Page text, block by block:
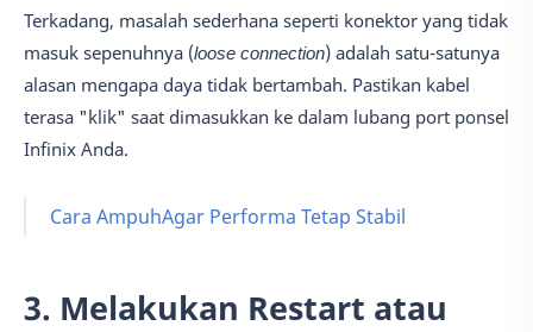
Terkadang, masalah sederhana seperti konektor yang tidak
masuk sepenuhnya (loose connection) adalah satu-satunya
alasan mengapa daya tidak bertambah. Pastikan kabel
terasa "klik" saat dimasukkan ke dalam lubang port ponsel
Infinix Anda.
Cara AmpuhAgar Performa Tetap Stabil
3. Melakukan Restart atau